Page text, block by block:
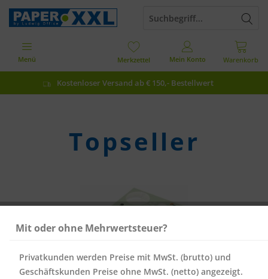
Kostenloser Versand ab € 150,- Bestellwert
Warenkorb
Merkzettel Mein Konto
Menü
Topseller
Mit oder ohne Mehrwertsteuer?
Privatkunden werden Preise mit MwSt. (brutto) und
Geschäftskunden Preise ohne MwSt. (netto) angezeigt.